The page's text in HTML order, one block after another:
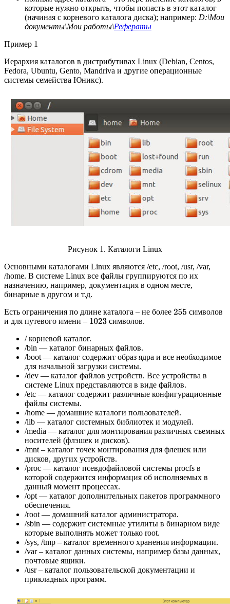
которые нужно открыть, чтобы попасть в этот каталог
(начиная с корневого каталога диска); например: D:\Мои
документы\Мои работы\Рефераты
Пример 1
Иерархия каталогов в дистрибутивах Linux (Debian, Centos,
Fedora, Ubuntu, Gento, Mandriva и другие операционные
системы семейства Юникс).
Рисунок 1. Каталоги Linux
Основными каталогами Linux являются /etc, /root, /usr, /var,
/home. В системе Linux все файлы гpуппиpуются по их
назначению, например, документация в одном месте,
бинарные в другом и т.д.
Есть ограничения по длине каталога – не более 255 символов
и для путевого имени – 1023 символов.
/ корневой каталог.
/bin — каталог бинарных файлов.
/boot — каталог содержит образ ядра и все необходимое
для начальной загрузки системы.
/dev — каталог файлов устройств. Все устройства в
системе Linux представляются в виде файлов.
/etc — каталог содержит различные конфигуpационные
файлы системы.
/home — домашние каталоги пользователей.
/lib — каталог системных библиотек и модулей.
/media — каталог для монтирования различных съемных
носителей (флэшек и дисков).
/mnt – каталог точек монтирования для флешек или
дисков, других устройств.
/proc — каталог псевдофайловой системы procfs в
которой содержится информация об исполняемых в
данный момент процессах.
/opt — каталог дополнительных пакетов программного
обеспечения.
/root — домашний каталог администратора.
/sbin — содержит системные утилиты в бинарном виде
которые выполнять может только root.
/sys, /tmp – каталог временного хранения информации.
/var – каталог данных системы, например базы данных,
почтовые ящики.
/usr – каталог пользовательской документации и
прикладных программ.